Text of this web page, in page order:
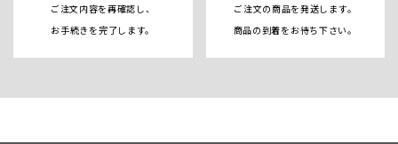
ご注文内容を再確認し、
お手続きを完了します。
ご注文の商品を発送します。
商品の到着をお待ち下さい。